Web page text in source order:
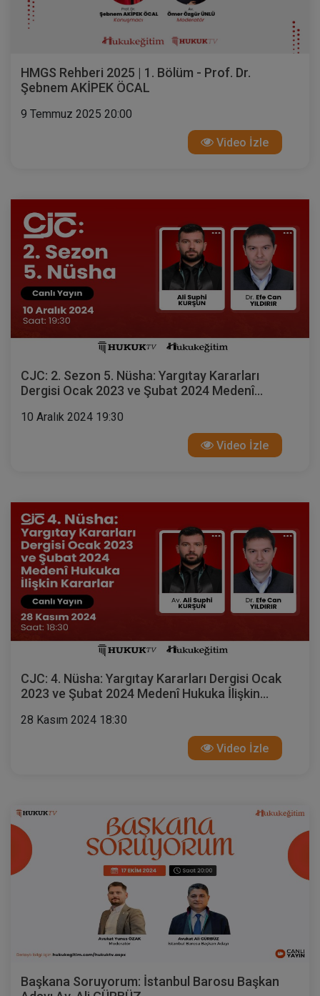
HMGS Rehberi 2025 | 1. Bölüm - Prof. Dr.
Şebnem AKİPEK ÖCAL
9 Temmuz 2025 20:00
Video İzle
CJC: 2. Sezon 5. Nüsha: Yargıtay Kararları
Dergisi Ocak 2023 ve Şubat 2024 Medenî
10 Aralık 2024 19:30
Video İzle
CJC: 4. Nüsha: Yargıtay Kararları Dergisi Ocak
2023 ve Şubat 2024 Medenî Hukuka İlişkin
28 Kasım 2024 18:30
Video İzle
Başkana Soruyorum: İstanbul Barosu Başkan